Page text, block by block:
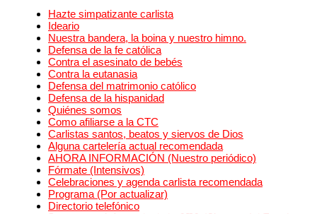
Hazte simpatizante carlista
Ideario
Nuestra bandera, la boina y nuestro himno.
Defensa de la fe católica
Contra el asesinato de bebés
Contra la eutanasia
Defensa del matrimonio católico
Defensa de la hispanidad
Quiénes somos
Como afiliarse a la CTC
Carlistas santos, beatos y siervos de Dios
Alguna cartelería actual recomendada
AHORA INFORMACIÓN (Nuestro periódico)
Fórmate (Intensivos)
Celebraciones y agenda carlista recomendada
Programa (Por actualizar)
Directorio telefónico